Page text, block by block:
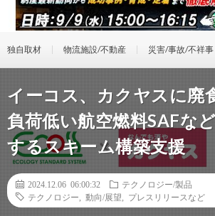
独自取材 物流施設/不動産 災害/事故/不祥事
イーコス、カクヤスに廃
負荷低い航空燃料SAFな
するスキーム構築支援
2024.12.06 06:00:32
テクノロジー/製品
テクノロジー
動向/展望 プレスリリースなど